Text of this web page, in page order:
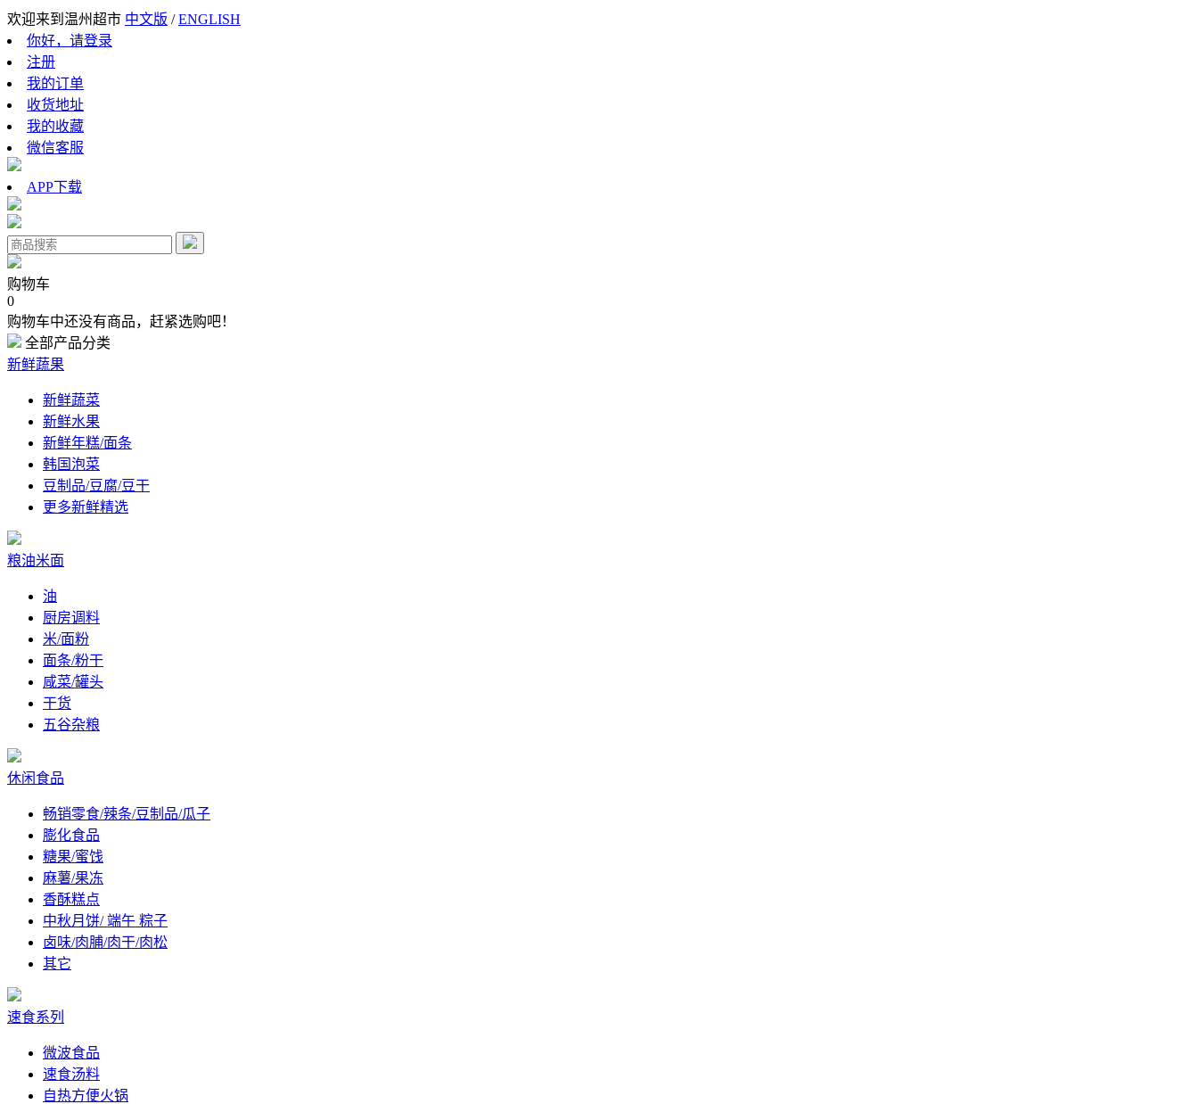
欢迎来到温州超市 中文版 /ENGLISH
你好，请登录
注册
我的订单
收货地址
我的收藏
微信客服
APP下载
购物车
0
购物车中还没有商品，赶紧选购吧！
全部产品分类
新鲜蔬果
新鲜蔬菜
新鲜水果
新鲜年糕/面条
韩国泡菜
豆制品/豆腐/豆干
更多新鲜精选
粮油米面
油
厨房调料
米/面粉
面条/粉干
咸菜/罐头
干货
五谷杂粮
休闲食品
畅销零食/辣条/豆制品/瓜子
膨化食品
糖果/蜜饯
麻薯/果冻
香酥糕点
中秋月饼/ 端午 粽子
卤味/肉脯/肉干/肉松
其它
速食系列
微波食品
速食汤料
自热方便火锅